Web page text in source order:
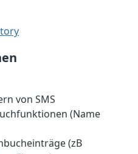
von SMS
(Name
(zB